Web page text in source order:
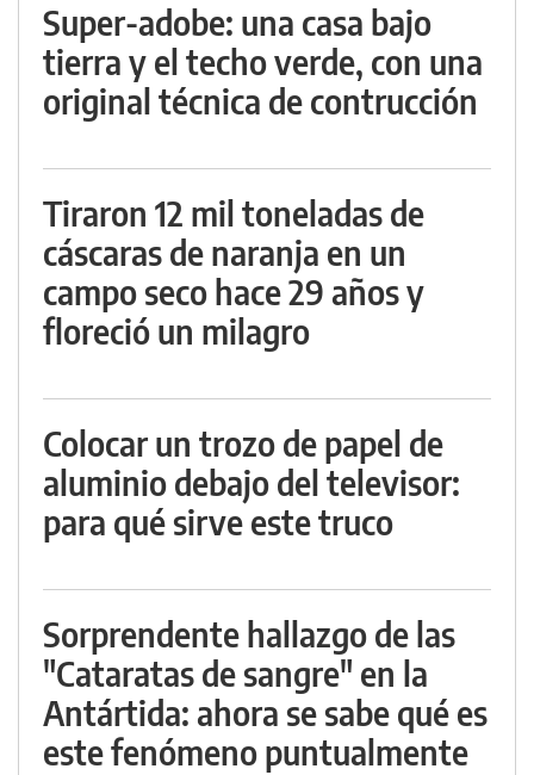
Super-adobe: una casa bajo
tierra y el techo verde, con una
original técnica de contrucción
Tiraron 12 mil toneladas de
cáscaras de naranja en un
campo seco hace 29 años y
floreció un milagro
Colocar un trozo de papel de
aluminio debajo del televisor:
para qué sirve este truco
Sorprendente hallazgo de las
"Cataratas de sangre" en la
Antártida: ahora se sabe qué es
este fenómeno puntualmente